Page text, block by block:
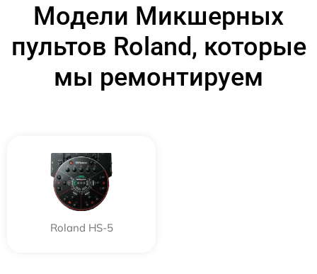
Модели Микшерных
пультов Roland, которые
мы ремонтируем
Roland HS-5